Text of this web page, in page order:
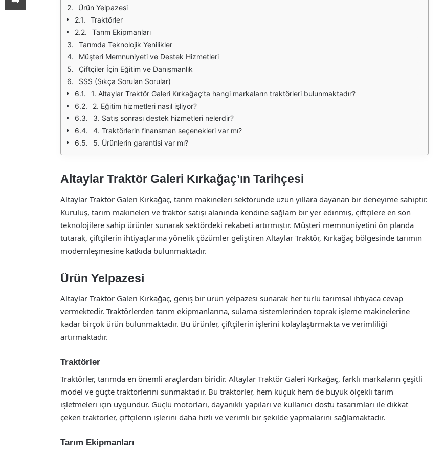
Ürün Yelpazesi
Traktörler
Tarım Ekipmanları
Tarımda Teknolojik Yenilikler
Müşteri Memnuniyeti ve Destek Hizmetleri
Çiftçiler İçin Eğitim ve Danışmanlık
SSS (Sıkça Sorulan Sorular)
1. Altaylar Traktör Galeri Kırkağaç’ta hangi markaların traktörleri bulunmaktadır?
2. Eğitim hizmetleri nasıl işliyor?
3. Satış sonrası destek hizmetleri nelerdir?
4. Traktörlerin finansman seçenekleri var mı?
5. Ürünlerin garantisi var mı?
Altaylar Traktör Galeri Kırkağaç’ın Tarihçesi
Altaylar Traktör Galeri Kırkağaç, tarım makineleri sektöründe uzun yıllara dayanan bir deneyime sahiptir.
Kuruluş, tarım makineleri ve traktör satışı alanında kendine sağlam bir yer edinmiş, çiftçilere en son
teknolojilere sahip ürünler sunarak sektördeki rekabeti artırmıştır. Müşteri memnuniyetini ön planda
tutarak, çiftçilerin ihtiyaçlarına yönelik çözümler geliştiren Altaylar Traktör, Kırkağaç bölgesinde tarımın
modernleşmesine katkıda bulunmaktadır.
Ürün Yelpazesi
Altaylar Traktör Galeri Kırkağaç, geniş bir ürün yelpazesi sunarak her türlü tarımsal ihtiyaca cevap
vermektedir. Traktörlerden tarım ekipmanlarına, sulama sistemlerinden toprak işleme makinelerine
kadar birçok ürün bulunmaktadır. Bu ürünler, çiftçilerin işlerini kolaylaştırmakta ve verimliliği
artırmaktadır.
Traktörler
Traktörler, tarımda en önemli araçlardan biridir. Altaylar Traktör Galeri Kırkağaç, farklı markaların çeşitli
model ve güçte traktörlerini sunmaktadır. Bu traktörler, hem küçük hem de büyük ölçekli tarım
işletmeleri için uygundur. Güçlü motorları, dayanıklı yapıları ve kullanıcı dostu tasarımları ile dikkat
çeken traktörler, çiftçilerin işlerini daha hızlı ve verimli bir şekilde yapmalarını sağlamaktadır.
Tarım Ekipmanları